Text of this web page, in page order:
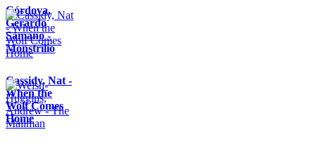
Córdova,
Gerardo
Sámano -
Monstrilio
Cassidy, Nat -
When the
Wolf Comes
Home